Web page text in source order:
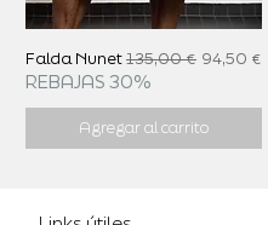
Falda NunetPrecio
135,00 € Precio
94,50 €
REBAJAS 30%
Agregar al carrito